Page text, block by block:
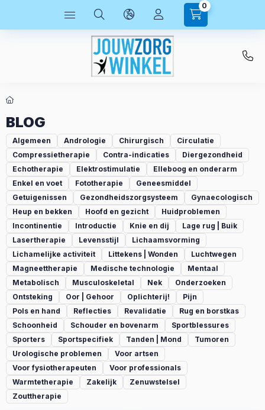
0
BLOG
Algemeen Andrologie Chirurgisch
Circulatie
Compressietherapie
Contra-indicaties
Diergezondheid
Echotherapie
Elektrostimulatie
Elleboog en onderarm
Enkel en voet
Fototherapie
Geneesmiddel
Getuigenissen
Gezondheidszorgsysteem
Gynaecologisch
Heup en bekken
Hoofd en gezicht
Huidproblemen
Incontinentie
Introductie Knie en dij
Lage rug | Buik
Lasertherapie
Levensstijl
Lichaamsvorming
Lichamelijke activiteit
Littekens | Wonden
Luchtwegen
Magneettherapie
Medische technologie
Mentaal
Metabolisch
Musculoskeletal Nek
Onderzoeken
Ontsteking
Oor | Gehoor Oplichterij!
Pijn
Pols en hand
Reflecties Revalidatie
Rug en borstkas
Schoonheid
Schouder en bovenarm
Sportblessures
Sporters
Sportspecifiek Tanden | Mond
Tumoren
Urologische problemen
Voor artsen
Voor fysiotherapeuten
Voor professionals
Warmtetherapie
Zakelijk
Zenuwstelsel
Zouttherapie